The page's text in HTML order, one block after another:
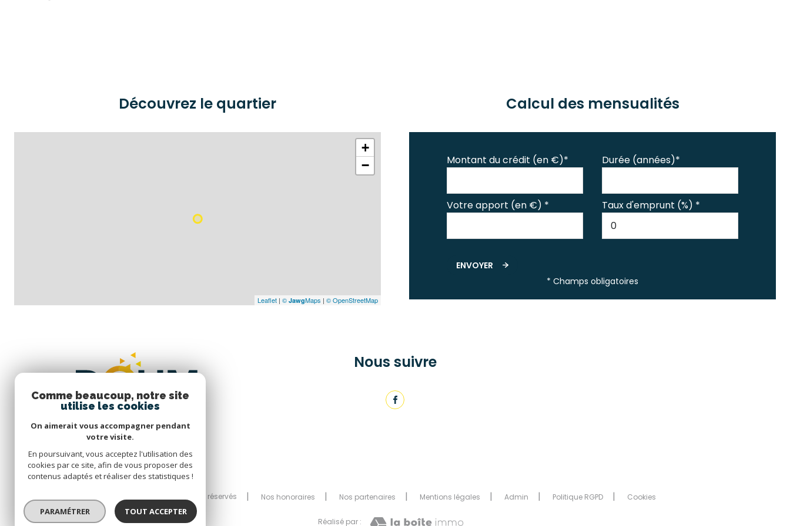
Découvrez le quartier
+
−
Leaflet | © JawgMaps | © OpenStreetMap
Calcul des mensualités
Montant du crédit (en €)* Durée (années)*
Votre apport (en €) * Taux d'emprunt (%) *
ENVOYER
* Champs obligatoires
Nous suivre
© 2026 | Tous droits réservés Nos honoraires Nos partenaires Mentions légales Admin Politique RGPD Cookies
Réalisé par :
Comme beaucoup, notre site
utilise les cookies
On aimerait vous accompagner pendant
votre visite.
En poursuivant, vous acceptez l'utilisation des
cookies par ce site, afin de vous proposer des
contenus adaptés et réaliser des statistiques !
PARAMÉTRER TOUT ACCEPTER